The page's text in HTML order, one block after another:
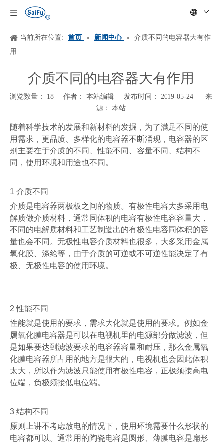
当前所在位置: 首页 » 新闻中心 »
介质不同的电容器大有作
用
介质不同的电容器大有作用
浏览数量： 18 作者： 本站编辑 发布时间： 2019-05-24 来
源： 本站
["wechat","weibo","qzone","douban","email"]
随着科学技术的发展和新材料的发掘，为了满足不同的使
用需求，更品质、多样化的电容器不断涌现，电容器的区
别主要在于介质的不同、性能不同、容量不同、结构不
同，使用环境和用途也不同。
1 介质不同
介质是电容器两极板之间的物质。有极性电容大多采用电
解质做介质材料，通常同体积的电容有极性电容容量大，
不同的电解质材料和工艺制造出的有极性电容同体积的容
量也会不同。无极性电容介质材料也很多，大多采用金属
氧化膜、涤纶等，由于介质的可逆或不可逆性能决定了有
极、无极性电容的使用环境。
2性能不同
性能就是使用的要求，需求大化就是使用的要求。例如金
属氧化膜电容器是可以在电视机里的电源部分做滤波，但
是如果要达到滤波要求的电容器容量和耐压，那么金属氧
化膜电容器所占用的地方是很大的，电视机也会因此体积
太大，所以作为滤波只能使用有极性电容，正极须接高电
位端，负极须接低电位端。
3 结构不同
原则上讲不考虑放电的情况下，使用环境需要什么形状的
电容都可以。通常用的陶瓷电容是圆形、薄膜电容是扁形